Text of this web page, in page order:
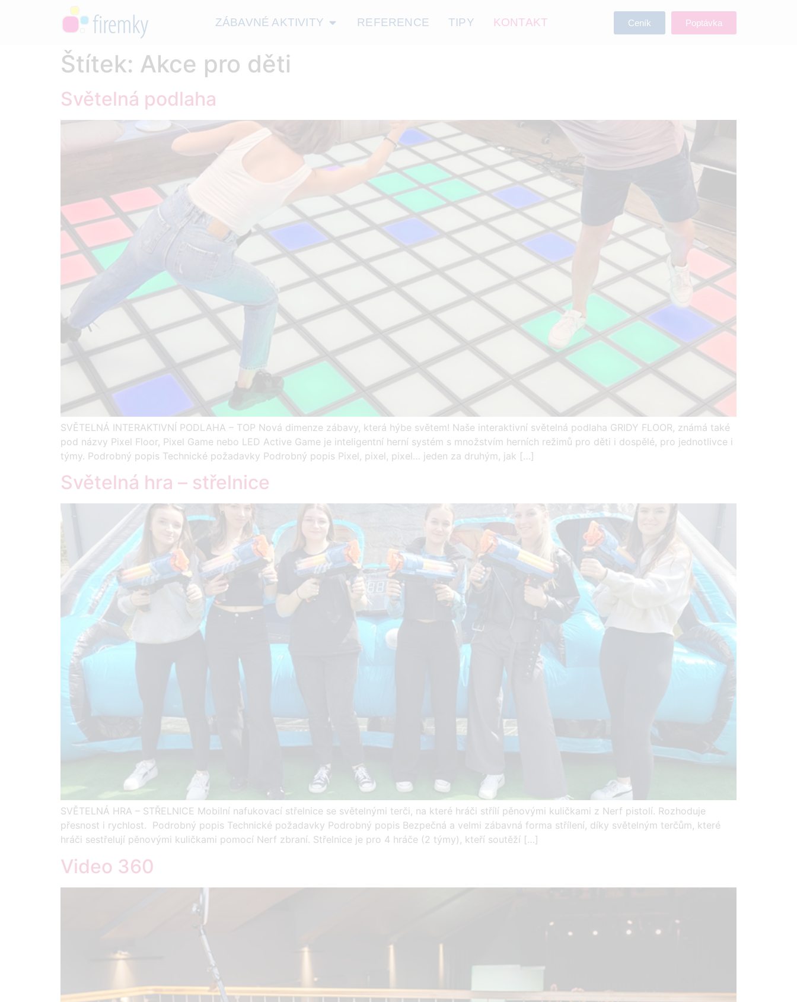
ZÁBAVNÉ AKTIVITY REFERENCE TIPY KONTAKT Ceník Poptávka
Štítek: Akce pro děti
Světelná podlaha
SVĚTELNÁ INTERAKTIVNÍ PODLAHA – TOP Nová dimenze zábavy, která hýbe světem! Naše interaktivní světelná podlaha GRIDY FLOOR, známá také
pod názvy Pixel Floor, Pixel Game nebo LED Active Game je inteligentní herní systém s množstvím herních režimů pro děti i dospělé, pro jednotlivce i
týmy. Podrobný popis Technické požadavky Podrobný popis Pixel, pixel, pixel… jeden za druhým, jak […]
Světelná hra – střelnice
SVĚTELNÁ HRA – STŘELNICE Mobilní nafukovací střelnice se světelnými terči, na které hráči střílí pěnovými kuličkami z Nerf pistolí. Rozhoduje
přesnost i rychlost. Podrobný popis Technické požadavky Podrobný popis Bezpečná a velmi zábavná forma střílení, díky světelným terčům, které
hráči sestřelují pěnovými kuličkami pomocí Nerf zbraní. Střelnice je pro 4 hráče (2 týmy), kteří soutěží […]
Video 360